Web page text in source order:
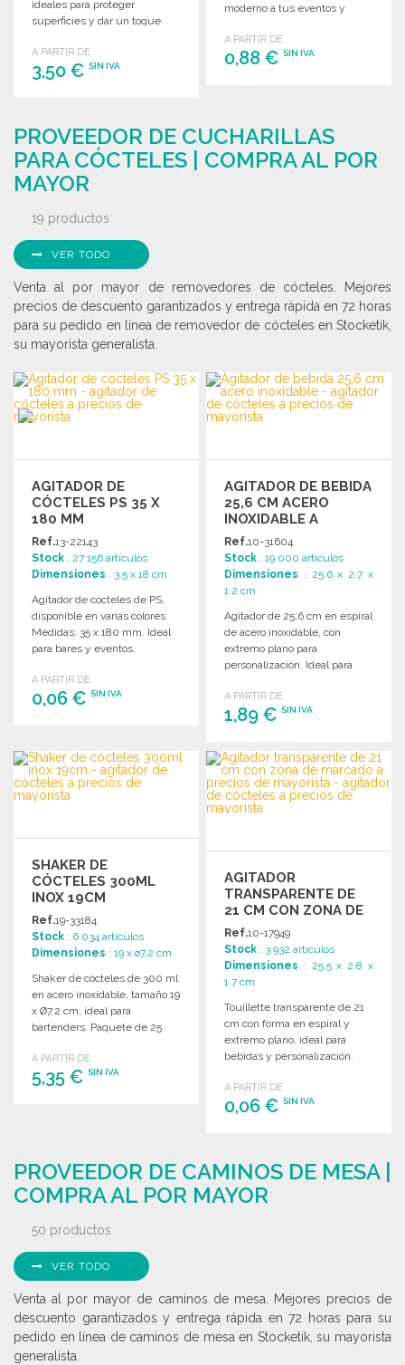
ideales para proteger
superficies y dar un toque
A PARTIR DE
3,50 € SIN IVA
Solicitar un presupuesto
moderno a tus eventos y
A PARTIR DE
0,88 €SIN IVA
PROVEEDOR DE CUCHARILLAS
PARA CÓCTELES | COMPRA AL POR
MAYOR
19 productos
VER TODO
Venta al por mayor de removedores de cócteles. Mejores
precios de descuento garantizados y entrega rápida en 72 horas
para su pedido en línea de removedor de cócteles en Stocketik,
su mayorista generalista.
AGITADOR DE
CÓCTELES PS 35 X
180 MM
Ref.13-22143
Stock : 27 156 artículos
Dimensiones : 3.5 x 18 cm
Agitador de cócteles de PS,
disponible en varias colores.
Medidas: 35 x 180 mm. Ideal
para bares y eventos.
A PARTIR DE
0,06 € SIN IVA
Solicitar un presupuesto
AGITADOR DE BEBIDA
25,6 CM ACERO
INOXIDABLE A
PRECIOS DE
MAYORISTA
Ref.10-31604
Stock : 19 000 artículos
Dimensiones : 25.6 x 2.7 x
1.2 cm
Agitador de 25,6 cm en espiral
de acero inoxidable, con
extremo plano para
personalización. Ideal para
A PARTIR DE
1,89 €SIN IVA
PEDIR
Solicitar un presupuesto
SHAKER DE
CÓCTELES 300ML
INOX 19CM
Ref.19-33184
Stock : 6 034 artículos
Dimensiones : 19 x ø7,2 cm
Shaker de cócteles de 300 ml
en acero inoxidable, tamaño 19
x Ø7,2 cm, ideal para
bartenders. Paquete de 25
A PARTIR DE
5,35 € SIN IVA
AGITADOR
TRANSPARENTE DE
21 CM CON ZONA DE
MARCADO
Ref.10-17949
Stock : 3 932 artículos
Dimensiones : 25.5 x 2.8 x
1.7 cm
Touillette transparente de 21
cm con forma en espiral y
extremo plano, ideal para
bebidas y personalización.
A PARTIR DE
0,06 €SIN IVA
Solicitar un presupuesto
PROVEEDOR DE CAMINOS DE MESA |
COMPRA AL POR MAYOR
50 productos
VER TODO
Venta al por mayor de caminos de mesa. Mejores precios de
descuento garantizados y entrega rápida en 72 horas para su
pedido en línea de caminos de mesa en Stocketik, su mayorista
generalista.